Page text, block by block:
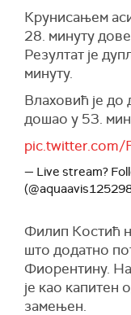
Крунисањем
28. минуту
Резултат је
минуту.
Влаховић је до
дошао у 53.
pic.twitter.com/
— Live stream?
Филип Костић
што додатно
Фиорентину.
је као капитен
замењен.